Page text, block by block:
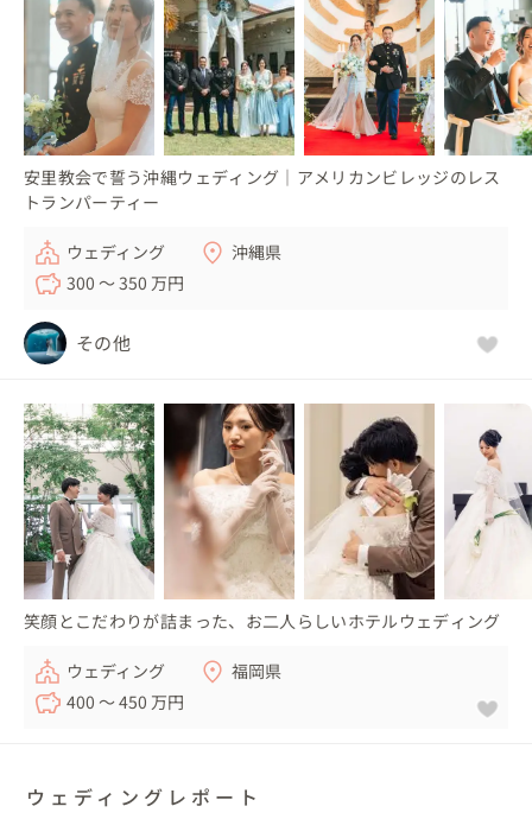
安里教会で誓う沖縄ウェディング｜アメリカンビレッジのレス
トランパーティー
ウェディング
沖縄県
300 〜 350 万円
その他
笑顔とこだわりが詰まった、お二人らしいホテルウェディング
ウェディング
福岡県
400 〜 450 万円
ウェディングレポート